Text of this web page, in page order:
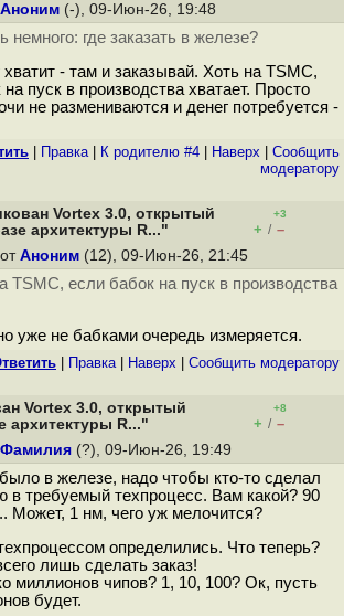
Аноним (-), 09-Июн-26, 19:48
где заказать в железе?
хватит - там и заказывай. Хоть на TSMC,
пуск в производства хватает. Просто
не размениваются и денег потребуется -
Правка| К родителю #4 Наверх
Cообщить
модератору
Vortex 3.0, открытый
архитектуры R..."
+3
+ / –
Аноним (12), 09-Июн-26, 21:45
TSMC, если бабок на пуск в производства
уже не бабками очередь измеряется.
Правка| Наверх Cообщить модератору
Vortex 3.0, открытый
архитектуры R..."
+8
+ / –
Фамилия (?), 09-Июн-26, 19:49
в железе, надо чтобы кто-то сделал
в требуемый техпроцесс. Вам какой? 90
Может, 1 нм, чего уж мелочится?
определились. Что теперь?
лишь сделать заказ!
миллионов чипов? 1, 10, 100? Ок, пусть
будет.